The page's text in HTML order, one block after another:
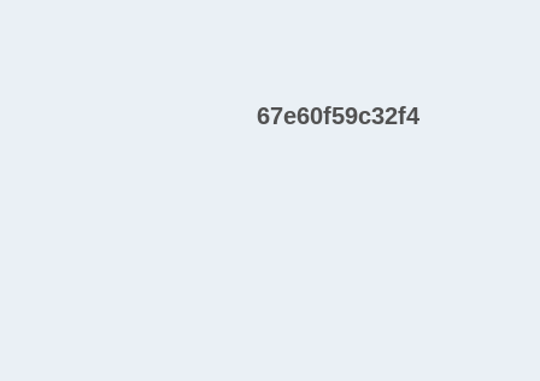
67e60f59c32f4